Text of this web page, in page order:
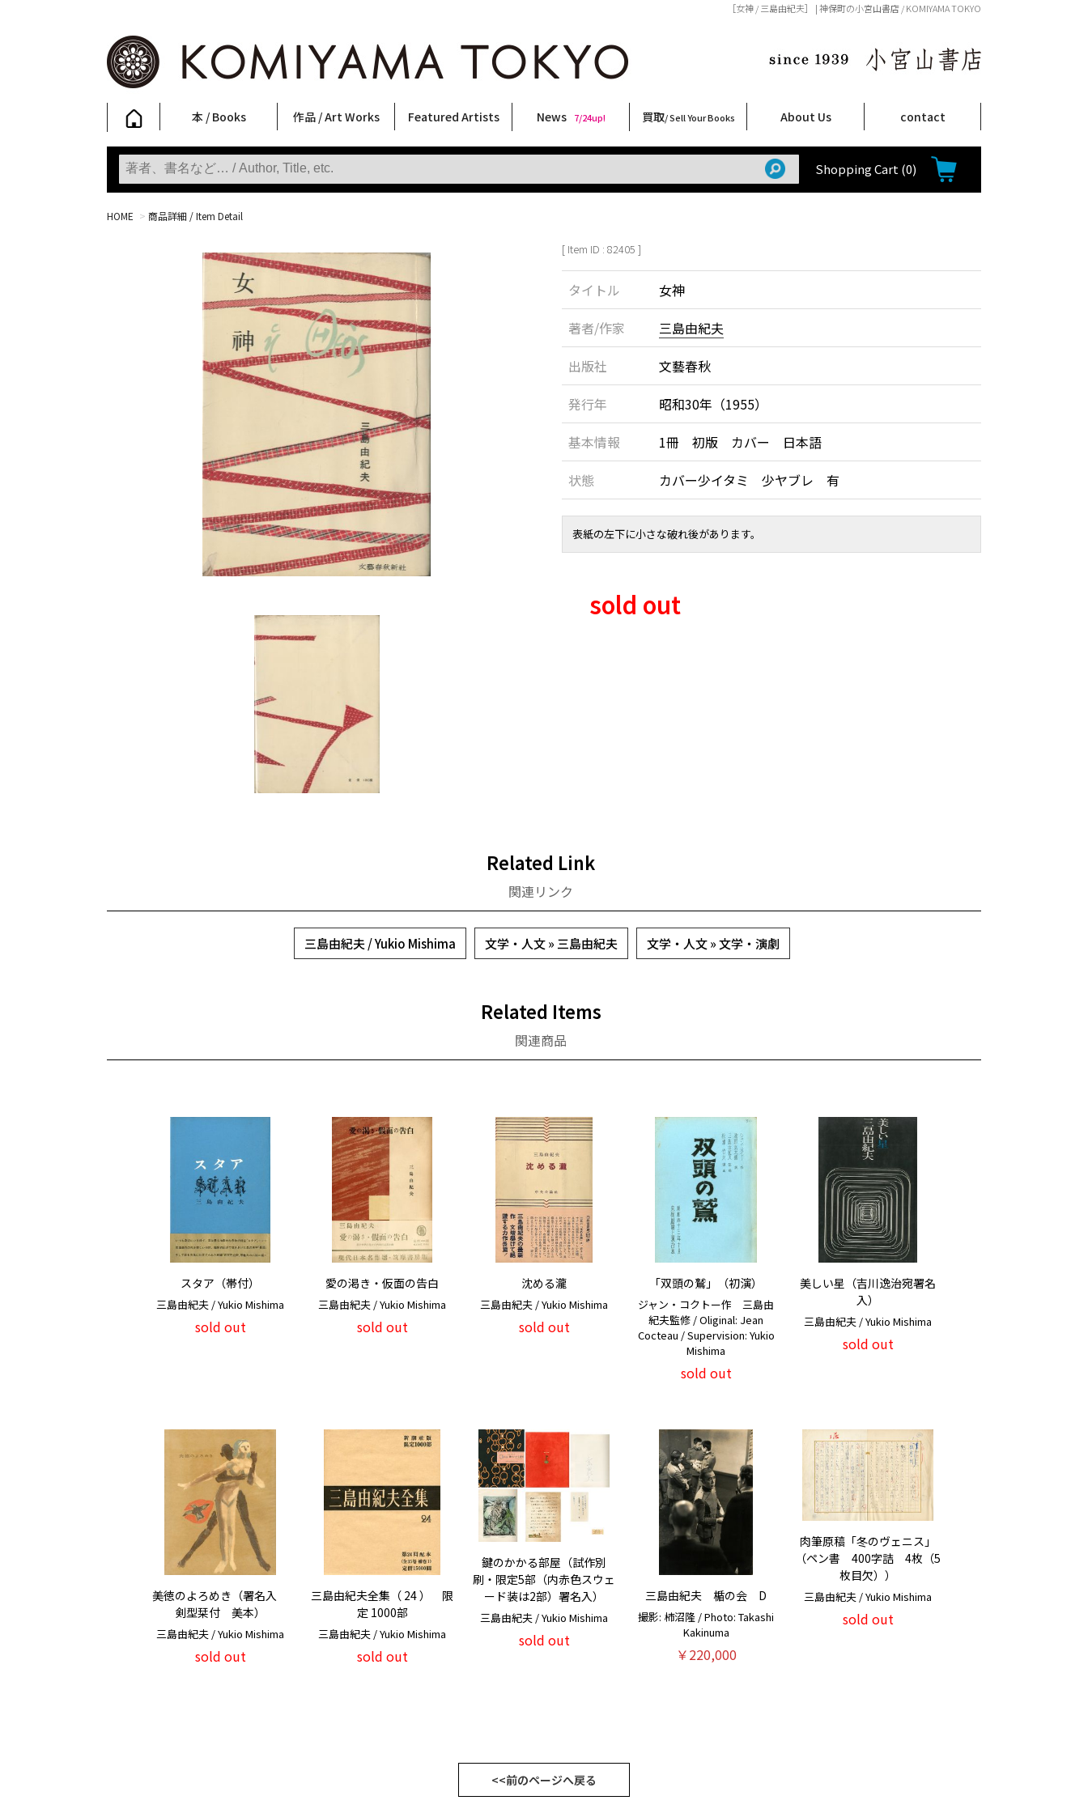
［女神 / 三島由紀夫］ | 神保町の小宮山書店 / KOMIYAMA TOKYO
本 / Books
写真集
Photobooks
ファッション
Fashion
アート / 美術
Art
文学・人文
Literature & Humanities
日本文化
Japanese Culture
新刊
New Books
SALE
SALE
作品 / Art Works
フォトグラフィー
Photography
ポスター
Posters
ストリートアート
Street Art
立体・その他
Sculptures / etc
アートワークス
Art Works
Primary Artworks
KOMIYAMA TOKYO ART LABEL
版画
Prints
Featured Artists
稲嶺啓一(東風終)
村田言恵
丸岡和吾
Rico Casella
キム・ロートン
菅谷晋一
柴田亜美
内藤啓介
CHRIS
二本木里美
佐伯俊男
秋赤音
春川ナミオ
COOKIE
内藤ルネ
天野タケル
三島剛
須藤昌人
大類信
北島敬三
大西洋介
横尾忠則
三島由紀夫
林月光
森山大道
News 7/24up!
新着・おすすめ商品 9/7up!
フェア・イベント情報 7/24up!
お店からのお知らせ 6/1up!
買取/ Sell Your Books
買取ブログ
買取専用フォーム
古書 / 古本の買取
美術品の買取
出張買取について
宅配買取について
店頭買取について
よくある質問
About Us
店舗案内
Shop Infomation
ご注文について
How to Order
特定商取引法に関する表示
プライバシーポリシー
contact
Shopping Cart (0)
HOME > 商品詳細 / Item Detail
[ Item ID : 82405 ]
タイトル
女神
著者/作家
三島由紀夫
出版社
文藝春秋
発行年
昭和30年（1955）
基本情報
1冊 初版 カバー 日本語
状態
カバー少イタミ 少ヤブレ 有
表紙の左下に小さな破れ後があります。
sold out
Related Link
関連リンク
三島由紀夫 / Yukio Mishima 文学・人文 » 三島由紀夫 文学・人文 » 文学・演劇
Related Items
関連商品
スタア（帯付）
三島由紀夫 / Yukio Mishima
sold out
愛の渇き・仮面の告白
三島由紀夫 / Yukio Mishima
sold out
沈める瀧
三島由紀夫 / Yukio Mishima
sold out
「双頭の鷲」（初演）
ジャン・コクトー作 三島由
紀夫監修 / Oliginal: Jean
Cocteau / Supervision: Yukio
Mishima
sold out
美しい星（吉川逸治宛署名
入）
三島由紀夫 / Yukio Mishima
sold out
美徳のよろめき（署名入
剣型栞付 美本）
三島由紀夫 / Yukio Mishima
sold out
三島由紀夫全集（ 24 ） 限
定 1000部
三島由紀夫 / Yukio Mishima
sold out
鍵のかかる部屋（試作別
刷・限定5部（内赤色スウェ
ード装は2部）署名入）
三島由紀夫 / Yukio Mishima
sold out
三島由紀夫 楯の会 D
撮影: 柿沼隆 / Photo: Takashi
Kakinuma
￥220,000
肉筆原稿「冬のヴェニス」
（ペン書 400字詰 4枚（5
枚目欠））
三島由紀夫 / Yukio Mishima
sold out
<<前のページへ戻る